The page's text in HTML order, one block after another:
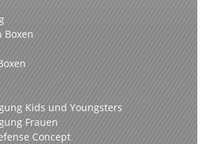
Boxen
Kids und Youngsters
Frauen
Concept